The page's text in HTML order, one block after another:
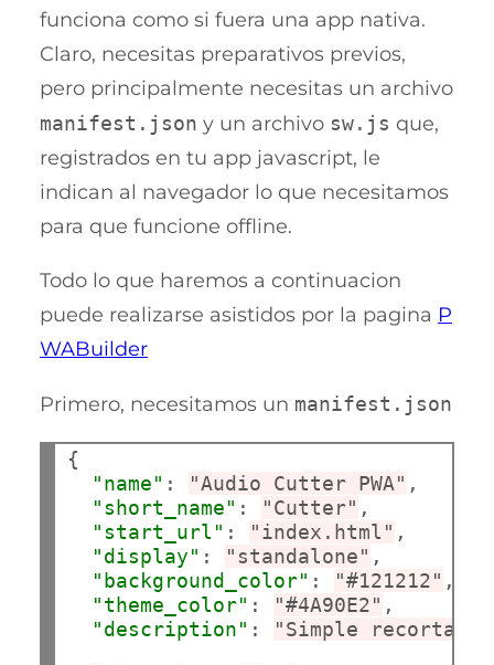
funciona como si fuera una app nativa.
Claro, necesitas preparativos previos,
pero principalmente necesitas un archivo
manifest.json y un archivo sw.js que,
registrados en tu app javascript, le
indican al navegador lo que necesitamos
para que funcione offline.
Todo lo que haremos a continuacion
puede realizarse asistidos por la pagina P
WABuilder
Primero, necesitamos un manifest.json
{
"name" : "Audio Cutter PWA" ,
"short_name" : "Cutter" ,
"start_url" : "index.html" ,
"display" : "standalone" ,
"background_color" : "#121212" ,
"theme_color" : "#4A90E2" ,
"description" : "Simple recortador